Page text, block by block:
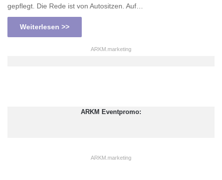
gepflegt. Die Rede ist von Autositzen. Auf…
Weiterlesen >>
ARKM.marketing
ARKM Eventpromo:
ARKM.marketing